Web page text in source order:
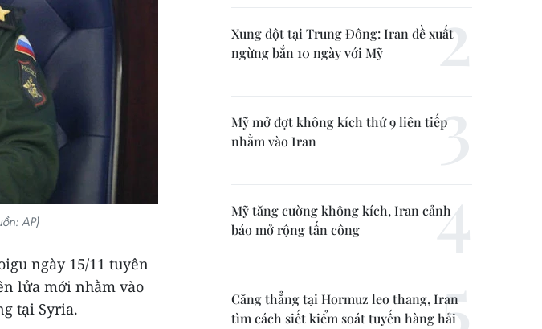
AP)
ngày 15/11 tuyên
lửa mới nhằm vào
tại Syria.
Xung đột tại Trung Đông: Iran đề xuất
ngừng bắn 10 ngày với Mỹ
Mỹ mở đợt không kích thứ 9 liên tiếp
nhằm vào Iran
Mỹ tăng cường không kích, Iran cảnh
báo mở rộng tấn công
Căng thẳng tại Hormuz leo thang, Iran
tìm cách siết kiểm soát tuyến hàng hải